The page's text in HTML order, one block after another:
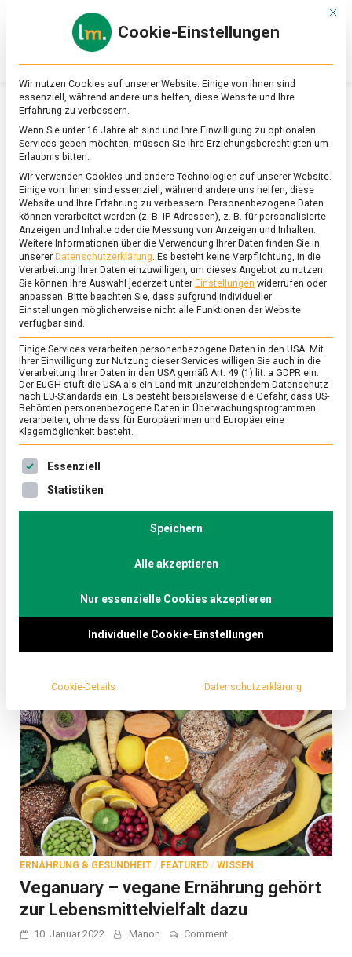
Online-
Magazin
zu
&
Ernährung
SCHLAGWORT:OMEGA-3
ERNÄHRUNG & GESUNDHEIT /FEATURED
Wie kommt das Öl in die Kapsel?
19. September 2025
Wie
Bei einem Besuch bei Sirio Pharma in Pritzwalk
erfahren wir, wie aus wertvollem Fischöl hochwertige
modernster Technik produziert das Werk jedes Jahr
und DHA zuverlässig schützen – wichtige Nährstoffe
ERNÄHRUNG & GESUNDHEIT / FEATURED / WISSEN
Veganuary – vegane Ernährung gehört
zur Lebensmittelvielfalt dazu
10. Januar 2022 Manon Commenton
Mit
Cookie-Einstellungen
Wir nutzen Cookies auf unserer Website. Einige von ihnen sind
essenziell, während andere uns helfen, diese Website und Ihre
Erfahrung zu verbessern.
Wenn Sie unter 16 Jahre alt sind und Ihre Einwilligung zu optionalen
Services geben möchten, müssen Sie Ihre Erziehungsberechtigten um
Erlaubnis bitten.
Wir verwenden Cookies und andere Technologien auf unserer Website.
Einige von ihnen sind essenziell, während andere uns helfen, diese
Website und Ihre Erfahrung zu verbessern. Personenbezogene Daten
können verarbeitet werden (z. B. IP-Adressen), z. B. für personalisierte
Anzeigen und Inhalte oder die Messung von Anzeigen und Inhalten.
Weitere Informationen über die Verwendung Ihrer Daten finden Sie in
unserer Datenschutzerklärung. Es besteht keine Verpflichtung, in die
Verarbeitung Ihrer Daten einzuwilligen, um dieses Angebot zu nutzen.
Sie können Ihre Auswahl jederzeit unter Einstellungen widerrufen oder
anpassen. Bitte beachten Sie, dass aufgrund individueller
Einstellungen möglicherweise nicht alle Funktionen der Website
verfügbar sind.
Einige Services verarbeiten personenbezogene Daten in den USA. Mit
Ihrer Einwilligung zur Nutzung dieser Services willigen Sie auch in die
Verarbeitung Ihrer Daten in den USA gemäß Art. 49 (1) lit. a GDPR ein.
Der EuGH stuft die USA als ein Land mit unzureichendem Datenschutz
nach EU-Standards ein. Es besteht beispielsweise die Gefahr, dass US-
Behörden personenbezogene Daten in Überwachungsprogrammen
verarbeiten, ohne dass für Europäerinnen und Europäer eine
Klagemöglichkeit besteht.
Es folgt eine Liste der Service-Gruppen, für die eine
Essenziell
Statistiken
Speichern
Alle akzeptieren
Nur essenzielle Cookies akzeptieren
Individuelle Cookie-Einstellungen
Cookie-Details Datenschutzerklärung